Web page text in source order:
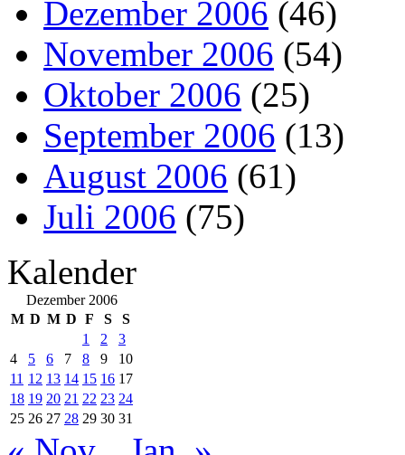
Dezember 2006 (46)
November 2006 (54)
Oktober 2006 (25)
September 2006 (13)
August 2006 (61)
Juli 2006 (75)
Kalender
Dezember 2006
M D M D F S
S
1
2
3
4
5 6 7 8 9
10
11 12 13 14 15 16 17
18 19 20 21 22 23 24
25 26 27 28 29 30 31